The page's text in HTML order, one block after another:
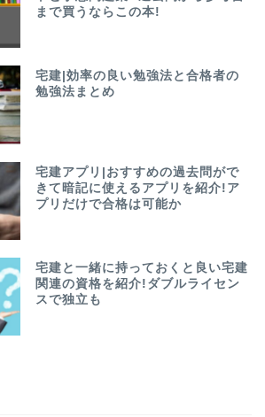
まで買うならこの本!
宅建|効率の良い勉強法と合格者の
勉強法まとめ
宅建アプリ|おすすめの過去問がで
きて暗記に使えるアプリを紹介!ア
プリだけで合格は可能か
宅建と一緒に持っておくと良い宅建
関連の資格を紹介!ダブルライセン
スで独立も